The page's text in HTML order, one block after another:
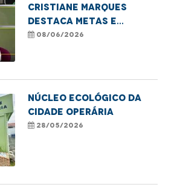
Cristiane Marques
destaca metas e
perspectivas da nova
08/06/2026
NÚCLEO ECOLÓGICO DA
CIDADE OPERÁRIA
28/05/2026